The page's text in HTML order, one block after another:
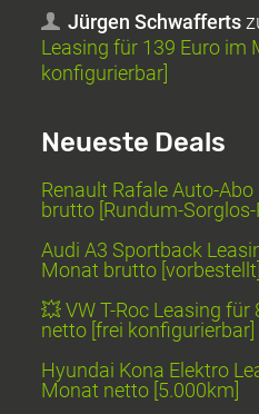
Jürgen Schwafferts
Leasing für 139 Euro im
konfigurierbar]
Neueste Deals
Renault Rafale Auto-
brutto [Rundum-Sorglos-
Audi A3 Sportback
Monat brutto [vorbestellt]
💥 VW T-Roc Leasing
netto [frei konfigurierbar]
Hyundai Kona Elektro
Monat netto [5.000km]